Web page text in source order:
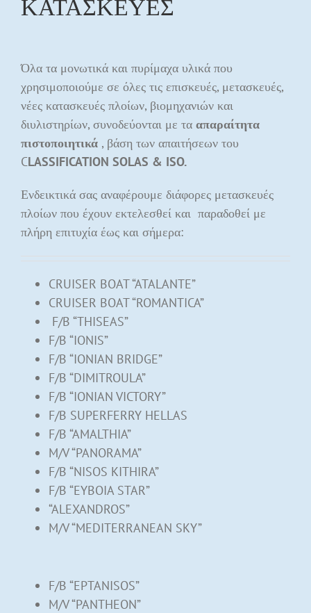
ΚΑΤΑΣΚΕΥΕΣ
Όλα τα μονωτικά και πυρίμαχα υλικά που
χρησιμοποιούμε σε όλες τις επισκευές, μετασκευές,
νέες κατασκευές πλοίων, βιομηχανιών και
διυλιστηρίων, συνοδεύονται με τα απαραίτητα
πιστοποιητικά , βάση των απαιτήσεων του
CLASSIFICATION SOLAS & ISO.
Ενδεικτικά σας αναφέρουμε διάφορες μετασκευές
πλοίων που έχουν εκτελεσθεί και παραδοθεί με
πλήρη επιτυχία έως και σήμερα:
CRUISER BOAT “ATALANTE”
CRUISER BOAT “ROMANTICA”
F/B “THISEAS”
F/B “IONIS”
F/B “IONIAN BRIDGE”
F/B “DIMITROULA”
F/B “IONIAN VICTORY”
F/B SUPERFERRY HELLAS
F/B “AMALTHIA”
M/V “PANORAMA”
F/B “NISOS KITHIRA”
F/B “EYBOIA STAR”
“ALEXANDROS”
M/V “MEDITERRANEAN SKY”
F/B “EPTANISOS”
M/V “PANTHEON”